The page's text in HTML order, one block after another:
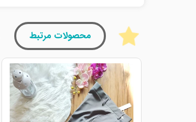
محصولات مرتبط